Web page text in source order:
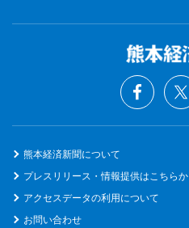
熊本経済新聞について
プレスリリース・情報提供はこちらか
アクセスデータの利用について
お問い合わせ